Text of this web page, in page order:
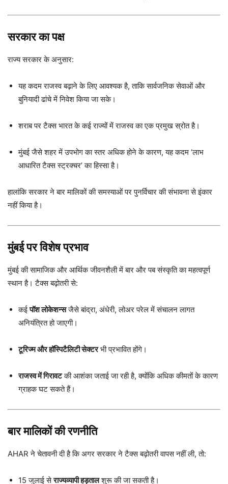
सरकार का पक्ष
राज्य सरकार के अनुसार:
यह कदम राजस्व बढ़ाने के लिए आवश्यक है, ताकि सार्वजनिक सेवाओं और
बुनियादी ढांचे में निवेश किया जा सके।
शराब पर टैक्स भारत के कई राज्यों में राजस्व का एक प्रमुख स्रोत है।
मुंबई जैसे शहर में उपभोग का स्तर अधिक होने के कारण, यह कदम ‘लाभ
आधारित टैक्स स्ट्रक्चर’ का हिस्सा है।
हालांकि सरकार ने बार मालिकों की समस्याओं पर पुनर्विचार की संभावना से इंकार
नहीं किया है।
मुंबई पर विशेष प्रभाव
मुंबई की सामाजिक और आर्थिक जीवनशैली में बार और पब संस्कृति का महत्वपूर्ण
स्थान है। टैक्स बढ़ोतरी से:
कईपॉश लोकेशन्सजैसे बांद्रा, अंधेरी, लोअर परेल में संचालन लागत
अनियंत्रित हो जाएगी।
टूरिज्म और हॉस्पिटैलिटी सेक्टरभी प्रभावित होंगे।
राजस्व में गिरावटकी आशंका जताई जा रही है, क्योंकि अधिक कीमतों के कारण
ग्राहक घट सकते हैं।
बार मालिकों की रणनीति
AHAR ने चेतावनी दी है कि अगर सरकार ने टैक्स बढ़ोतरी वापस नहीं ली, तो:
15 जुलाई सेराज्यव्यापी हड़तालशुरू की जा सकती है।